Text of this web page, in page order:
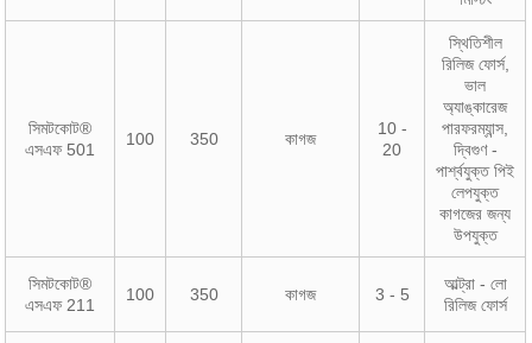
সিমটকোট®
এসএফ 501
100 350 কাগজ
10 -
20
স্থিতিশীল
রিলিজ ফোর্স,
ভাল
অ্যাঙ্কারেজ
পারফরম্যান্স,
দ্বিগুণ -
পার্শ্বযুক্ত পিই
লেপযুক্ত
কাগজের জন্য
উপযুক্ত
সিমটকোট®
এসএফ 211
100 350 কাগজ 3 - 5
আল্ট্রা - লো
রিলিজ ফোর্স